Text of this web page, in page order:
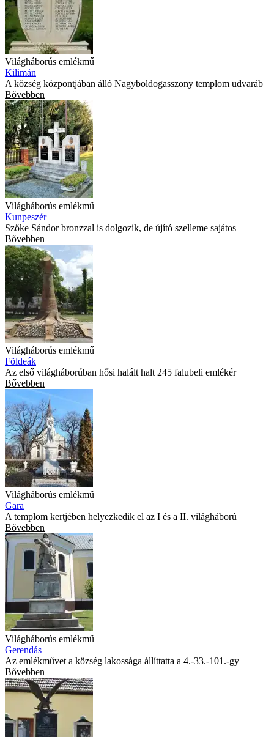
Világháborús emlékmű
Kilimán
A község központjában álló Nagyboldogasszony templom udvaráb
Bővebben
Világháborús emlékmű
Kunpeszér
Szőke Sándor bronzzal is dolgozik, de újító szelleme sajátos
Bővebben
Világháborús emlékmű
Földeák
Az első világháborúban hősi halált halt 245 falubeli emlékér
Bővebben
Világháborús emlékmű
Gara
A templom kertjében helyezkedik el az I és a II. világháború
Bővebben
Világháborús emlékmű
Gerendás
Az emlékművet a község lakossága állíttatta a 4.-33.-101.-gy
Bővebben